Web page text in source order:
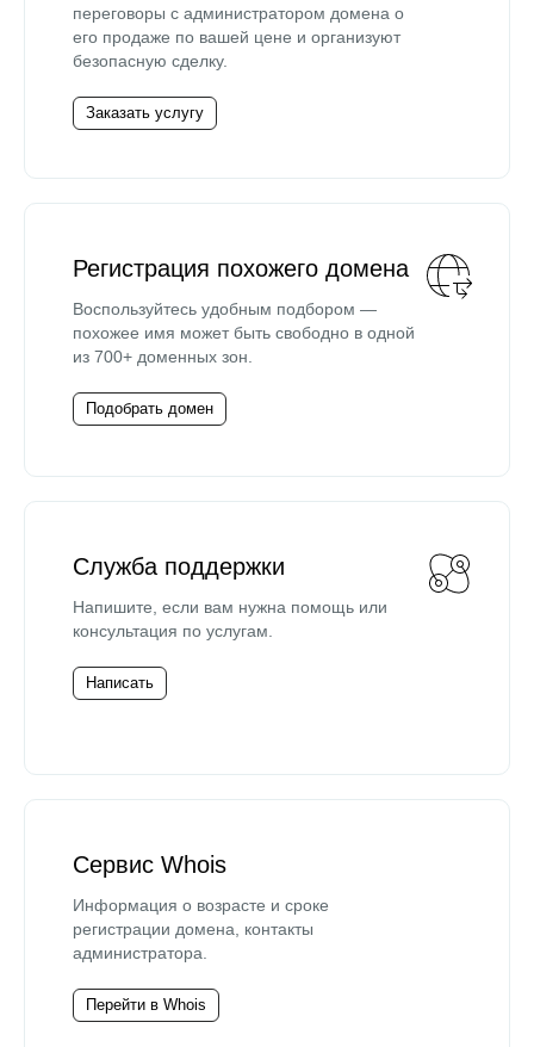
переговоры с администратором домена о
его продаже по вашей цене и организуют
безопасную сделку.
Заказать услугу
Регистрация похожего домена
Воспользуйтесь удобным подбором —
похожее имя может быть свободно в одной
из 700+ доменных зон.
Подобрать домен
Служба поддержки
Напишите, если вам нужна помощь или
консультация по услугам.
Написать
Сервис Whois
Информация о возрасте и сроке
регистрации домена, контакты
администратора.
Перейти в Whois